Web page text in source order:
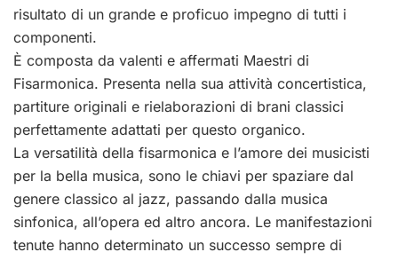
risultato di un grande e proficuo impegno di tutti i
componenti.
È composta da valenti e affermati Maestri di
Fisarmonica. Presenta nella sua attività concertistica,
partiture originali e rielaborazioni di brani classici
perfettamente adattati per questo organico.
La versatilità della fisarmonica e l’amore dei musicisti
per la bella musica, sono le chiavi per spaziare dal
genere classico al jazz, passando dalla musica
sinfonica, all’opera ed altro ancora. Le manifestazioni
tenute hanno determinato un successo sempre di